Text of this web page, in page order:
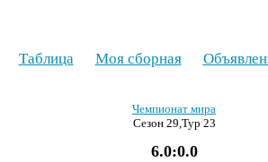
Таблица Моя сборная
Чемпионат мира
Сезон 29,Тур 23
6.0:0.0